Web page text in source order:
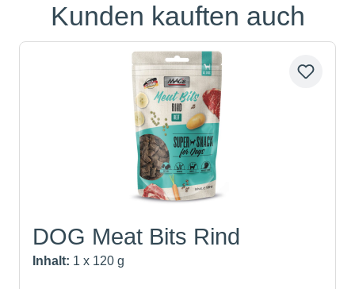
Produktgalerie überspringen
Kunden kauften auch
DOG Meat Bits Rind
Inhalt: 1 x 120 g